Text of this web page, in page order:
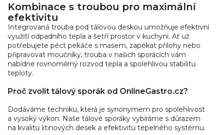
Kombinace s troubou pro maximální
efektivitu
Integrovaná trouba pod tálovou deskou umožňuje efektivní
využití odpadního tepla a šetří prostor v kuchyni. Ať už
potřebujete péct pekáče s masem, zapékat přílohy nebo
připravovat moučníky, trouba v našich sporácích vám
nabídne rovnoměrný rozvod tepla a spolehlivou stabilitu
teploty.
Proč zvolit tálový sporák od OnlineGastro.cz?
Dodáváme techniku, která je synonymem pro spolehlivost
a vysoký výkon. Naše tálové sporáky vybíráme s důrazem
na kvalitu litinových desek a efektivitu tepelného systému.